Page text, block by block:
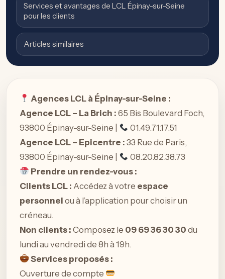
Services et avantages de LCL Épinay-sur-Seine
pour les clients
Articles similaires
Agences LCL à Épinay-sur-Seine :
Agence LCL – La Brich : 65 Bis Boulevard Foch,
93800 Épinay-sur-Seine |
01.49.71.17.51
Agence LCL – Epicentre : 33 Rue de Paris,
93800 Épinay-sur-Seine |
08.20.82.38.73
Prendre un rendez-vous :
Clients LCL : Accédez à votre espace
personnel ou à l’application pour choisir un
créneau.
Non clients : Composez le 09 69 36 30 30 du
lundi au vendredi de 8h à 19h.
Services proposés :
Ouverture de compte